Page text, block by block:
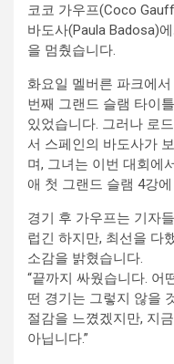
코코 가우프(Coco
바도사(Paula Badosa)
을 멈췄습니다.
화요일 멜버른 파크에
번째 그랜드 슬램 타이
있었습니다. 그러나 로
서 스페인의 바도사가
며, 그녀는 이번 대회에
애 첫 그랜드 슬램 4강
경기 후 가우프는 기자
럽긴 하지만, 최선을 다
소감을 밝혔습니다.
“끝까지 싸웠습니다. 어
떤 경기는 그렇지 않을
절감을 느꼈겠지만, 지
아닙니다.”